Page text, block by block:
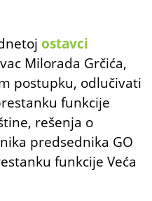
ostavci
Milorada Grčića,
postupku, odlučivati
funkcije
rešenja o
predsednika GO
funkcije Veća